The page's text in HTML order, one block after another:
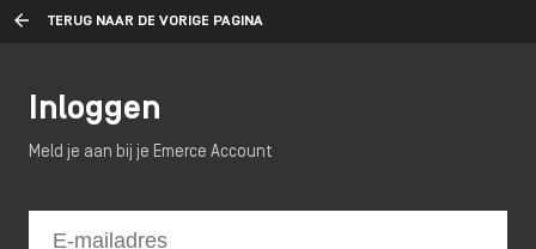
TERUG NAAR DE VORIGE PAGINA
Inloggen
Meld je aan bij je Emerce Account